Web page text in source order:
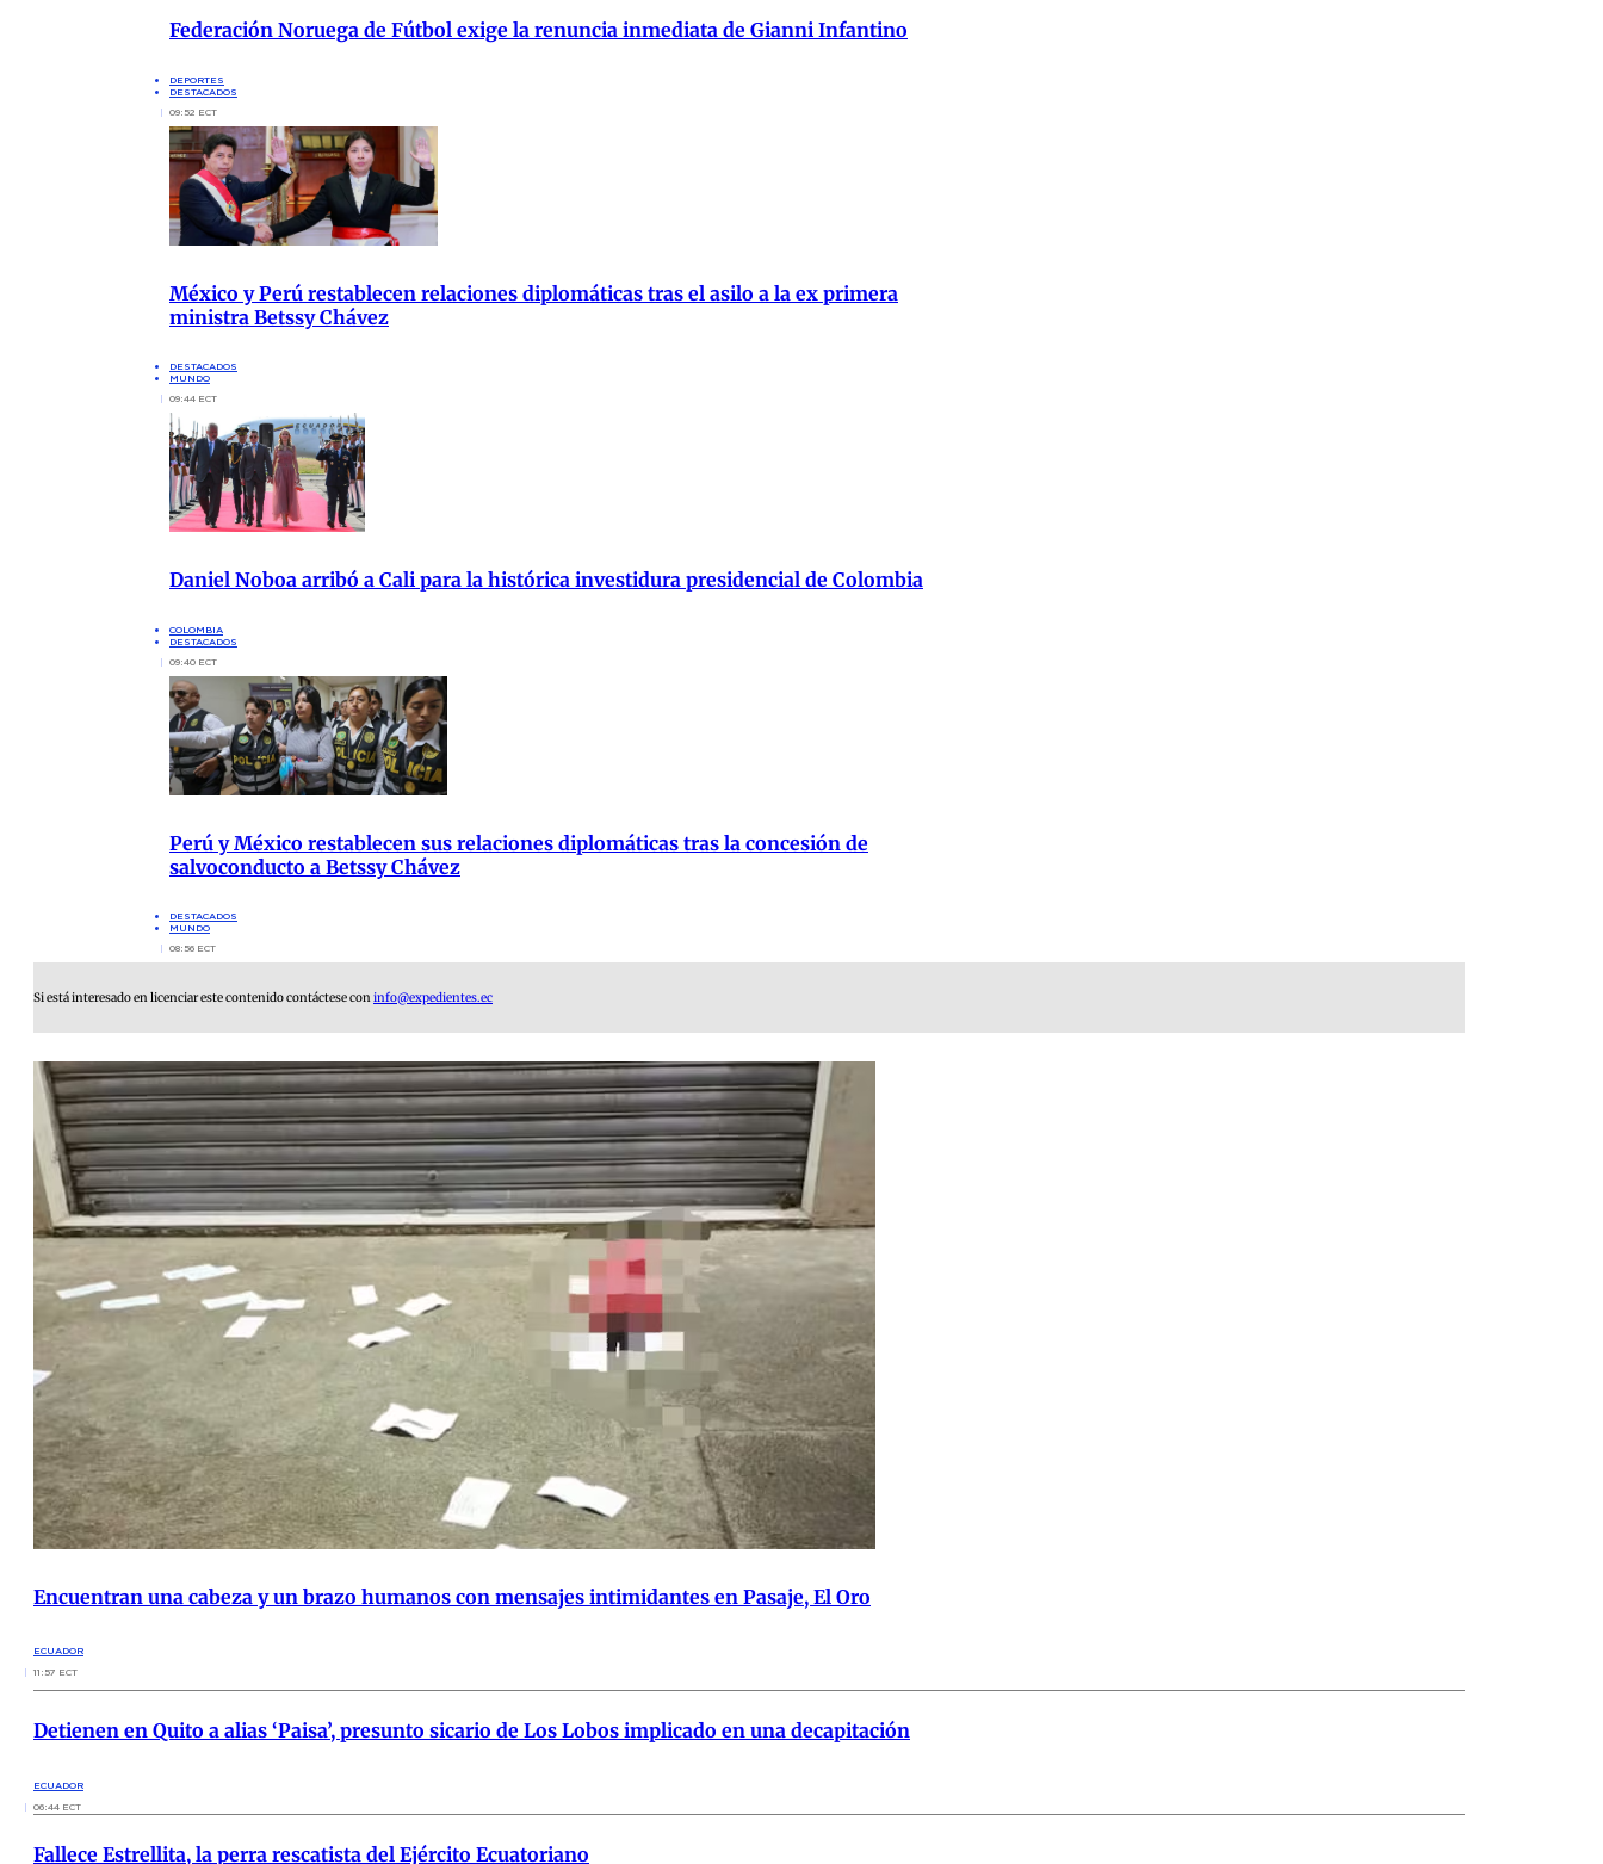
Federación Noruega de Fútbol exige la renuncia inmediata de Gianni Infantino
DEPORTES
DESTACADOS
09:52 ECT
México y Perú restablecen relaciones diplomáticas tras el asilo a la ex primera
ministra Betssy Chávez
DESTACADOS
MUNDO
09:44 ECT
Daniel Noboa arribó a Cali para la histórica investidura presidencial de Colombia
COLOMBIA
DESTACADOS
09:40 ECT
Perú y México restablecen sus relaciones diplomáticas tras la concesión de
salvoconducto a Betssy Chávez
DESTACADOS
MUNDO
08:56 ECT
Si está interesado en licenciar este contenido contáctese con info@expedientes.ec
Encuentran una cabeza y un brazo humanos con mensajes intimidantes en Pasaje, El Oro
ECUADOR
11:57 ECT
Detienen en Quito a alias ‘Paisa’, presunto sicario de Los Lobos implicado en una decapitación
ECUADOR
06:44 ECT
Fallece Estrellita, la perra rescatista del Ejército Ecuatoriano